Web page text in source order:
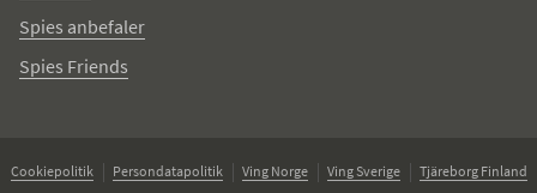
Spies anbefaler
Spies Friends
Cookiepolitik Persondatapolitik Ving Norge Ving Sverige
Tjäreborg Finland